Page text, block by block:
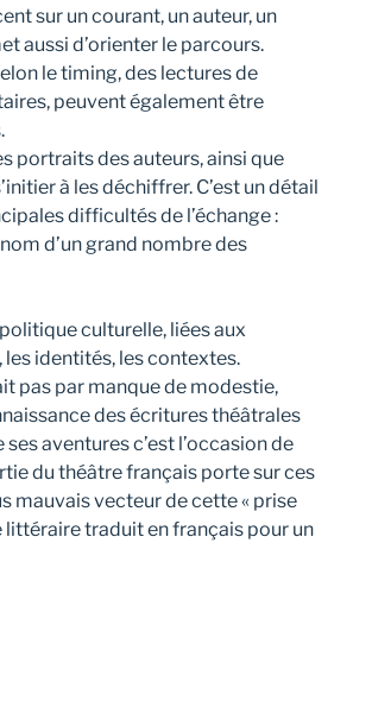
sur un courant, un auteur, un
aussi d’orienter le parcours.
le timing, des lectures de
peuvent également être
portraits des auteurs, ainsi que
à les déchiffrer. C’est un détail
difficultés de l’échange :
d’un grand nombre des
culturelle, liées aux
les identités, les contextes.
pas par manque de modestie,
des écritures théâtrales
aventures c’est l’occasion de
du théâtre français porte sur ces
mauvais vecteur de cette « prise
littéraire traduit en français pour un